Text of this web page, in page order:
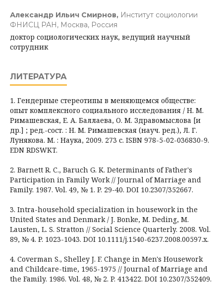
Александр Ильич Смирнов, Институт социологии
ФНИСЦ РАН, Москва, Россия
доктор социологических наук, ведущий научный
сотрудник
ЛИТЕРАТУРА
1. Гендерные стереотипы в меняющемся обществе:
опыт комплексного социального исследования / Н. М.
Римашевская, Е. А. Баллаева, О. М. Здравомыслова [и
др.] ; ред.-сост. : Н. М. Римашевская (науч. ред.), Л. Г.
Лунякова. М. : Наука, 2009. 273 с. ISBN 978-5-02-036830-9.
EDN RDSWKT.
2. Barnett R. C., Baruch G. K. Determinants of Father's
Participation in Family Work // Journal of Marriage and
Family. 1987. Vol. 49, № 1. P. 29-40. DOI 10.2307/352667.
3. Intra-household specialization in housework in the
United States and Denmark / J. Bonke, M. Deding, M.
Lausten, L. S. Stratton // Social Science Quarterly. 2008. Vol.
89, № 4. P. 1023-1043. DOI 10.1111/j.1540-6237.2008.00597.x.
4. Coverman S., Shelley J. F. Change in Men's Housework
and Childcare-time, 1965-1975 // Journal of Marriage and
the Family. 1986. Vol. 48, № 2. P. 413422. DOI 10.2307/352409.